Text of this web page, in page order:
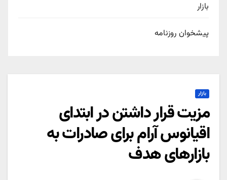
بازار
پیشخوان روزنامه
بازار
مزیت قرار داشتن در ابتدای
اقیانوس آرام برای صادرات به
بازارهای هدف